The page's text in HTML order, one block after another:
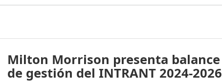
Milton Morrison presenta balance
de gestión del INTRANT 2024-2026